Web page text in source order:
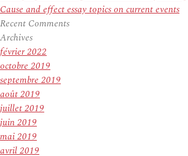
Cause and effect essay topics on current events
Recent Comments
Archives
février 2022
octobre 2019
septembre 2019
août 2019
juillet 2019
juin 2019
mai 2019
avril 2019